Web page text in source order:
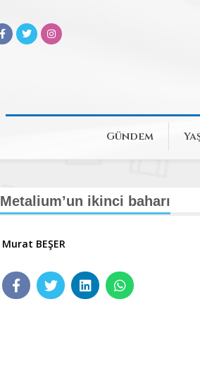
Gündem
Metalium’un ikinci baharı
Murat BEŞER